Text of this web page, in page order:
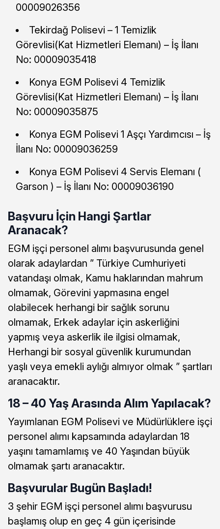
00009026356
Tekirdağ Polisevi – 1 Temizlik
Görevlisi(Kat Hizmetleri Elemanı) – İş İlanı
No: 00009035418
Konya EGM Polisevi 4 Temizlik
Görevlisi(Kat Hizmetleri Elemanı) – İş İlanı
No: 00009035875
Konya EGM Polisevi 1 Aşçı Yardımcısı – İş
İlanı No: 00009036259
Konya EGM Polisevi 4 Servis Elemanı (
Garson ) – İş İlanı No: 00009036190
Başvuru İçin Hangi Şartlar
Aranacak?
EGM işçi personel alımı başvurusunda genel
olarak adaylardan ” Türkiye Cumhuriyeti
vatandaşı olmak, Kamu haklarından mahrum
olmamak, Görevini yapmasına engel
olabilecek herhangi bir sağlık sorunu
olmamak, Erkek adaylar için askerliğini
yapmış veya askerlik ile ilgisi olmamak,
Herhangi bir sosyal güvenlik kurumundan
yaşlı veya emekli aylığı almıyor olmak ” şartları
aranacaktır.
18 – 40 Yaş Arasında Alım Yapılacak?
Yayımlanan EGM Polisevi ve Müdürlüklere işçi
personel alımı kapsamında adaylardan 18
yaşını tamamlamış ve 40 Yaşından büyük
olmamak şartı aranacaktır.
Başvurular Bugün Başladı!
3 şehir EGM işçi personel alımı başvurusu
başlamış olup en geç 4 gün içerisinde